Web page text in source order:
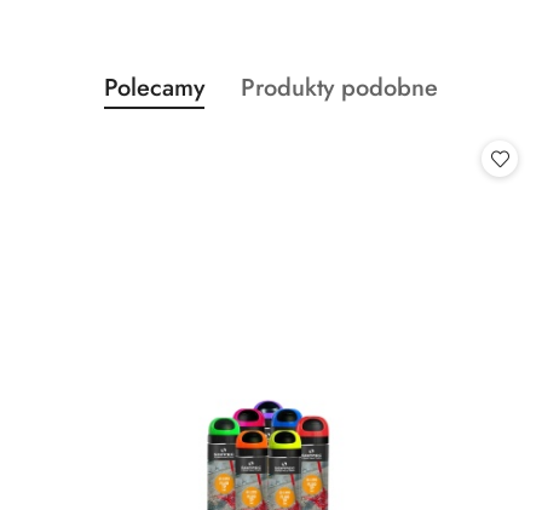
Pomiń karuzelę produktów
Produkty
o
Polecamy
Produkty
Produkty podobne